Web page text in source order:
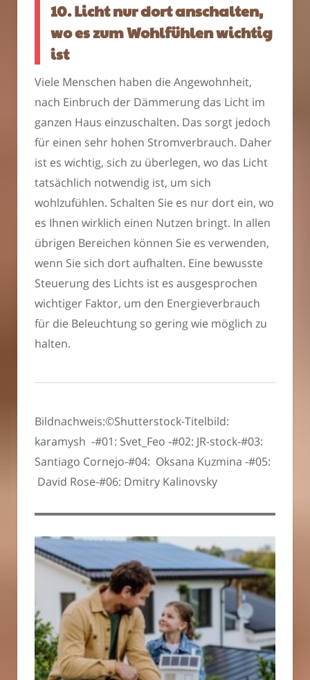
10. Licht nur dort anschalten,
wo es zum Wohlfühlen wichtig
ist
Viele Menschen haben die Angewohnheit,
nach Einbruch der Dämmerung das Licht im
ganzen Haus einzuschalten. Das sorgt jedoch
für einen sehr hohen Stromverbrauch. Daher
ist es wichtig, sich zu überlegen, wo das Licht
tatsächlich notwendig ist, um sich
wohlzufühlen. Schalten Sie es nur dort ein, wo
es Ihnen wirklich einen Nutzen bringt. In allen
übrigen Bereichen können Sie es verwenden,
wenn Sie sich dort aufhalten. Eine bewusste
Steuerung des Lichts ist es ausgesprochen
wichtiger Faktor, um den Energieverbrauch
für die Beleuchtung so gering wie möglich zu
halten.
Bildnachweis:©Shutterstock-Titelbild:
karamysh -#01: Svet_Feo -#02: JR-stock-#03:
Santiago Cornejo-#04: Oksana Kuzmina -#05:
David Rose-#06: Dmitry Kalinovsky